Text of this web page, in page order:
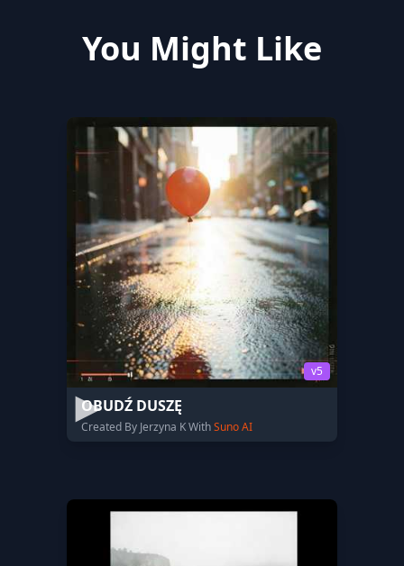
You Might Like
v5
OBUDŹ DUSZĘ
Created By Jerzyna K WithSuno AI